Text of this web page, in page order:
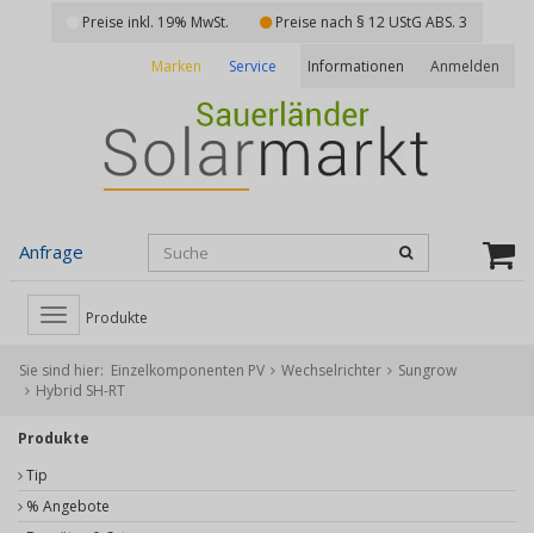
Preise inkl. 19% MwSt. Preise nach § 12 UStG ABS. 3
Informationen Anmelden
Marken Service
Anfrage
Toggle
navigation
Produkte
Sie sind hier: Einzelkomponenten PV Wechselrichter
Sungrow
Hybrid SH-RT
Produkte
Tip
% Angebote